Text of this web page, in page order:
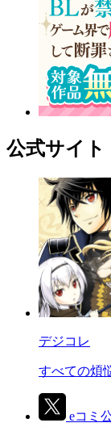
公式サイト
デジコレ
すべての煩
eコミ